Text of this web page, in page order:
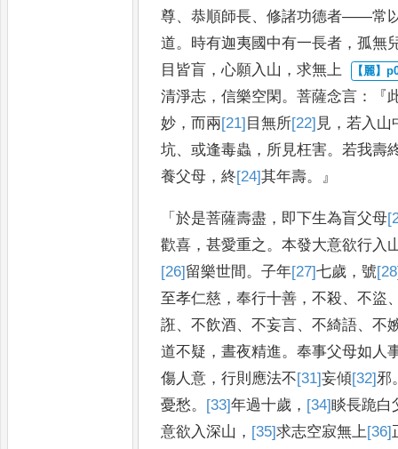
尊、恭順師長、修諸功德者——常
道。 時有迦夷國中有一長者 ，孤無
目皆盲 ，心願入山 ，求無上
清淨志 ，信樂空閑。菩薩念言 ：『
妙 ， 而兩[21] 目無所[22] 見 ，若入山
坑、或逢毒蟲 ， 所見枉害。若我壽
養父母 ，終[24]其年壽。』
「於是菩薩壽盡 ， 即下生為盲父母
歡喜 ，甚愛重之。本發大意欲行入
[26] 留樂世間。子年[27]七歲 ，號
至孝仁慈 ，奉行十善 ，不殺、不盜
誑、不飲酒、不妄言、不綺語、不
道不疑 ，晝夜精進。奉事父母如人
傷人意 ，行則應法不[31]妄傾[32]邪
憂愁。 [33]年過十歲 ， [34]睒長跪白
意欲入深山 ， [35]求志空寂無上[36]